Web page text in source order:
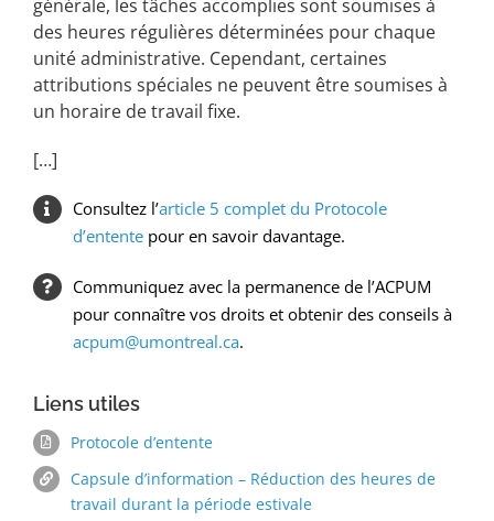
générale, les tâches accomplies sont soumises à
des heures régulières déterminées pour chaque
unité administrative. Cependant, certaines
attributions spéciales ne peuvent être soumises à
un horaire de travail fixe.
[…]
Consultez l’article 5 complet du Protocole
d’entente pour en savoir davantage.
Communiquez avec la permanence de l’ACPUM
pour connaître vos droits et obtenir des conseils à
acpum@umontreal.ca.
Liens utiles
Protocole d’entente
Capsule d’information – Réduction des heures de
travail durant la période estivale